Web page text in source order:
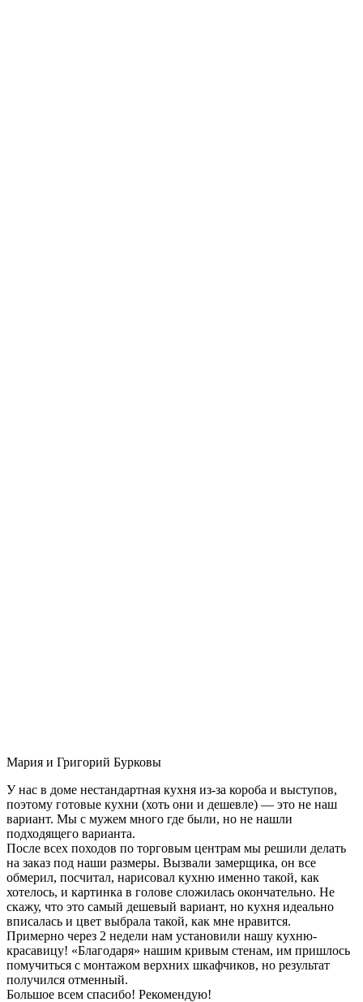
Мария и Григорий Бурковы
У нас в доме нестандартная кухня из-за короба и выступов,
поэтому готовые кухни (хоть они и дешевле) — это не наш
вариант. Мы с мужем много где были, но не нашли
подходящего варианта.
После всех походов по торговым центрам мы решили делать
на заказ под наши размеры. Вызвали замерщика, он все
обмерил, посчитал, нарисовал кухню именно такой, как
хотелось, и картинка в голове сложилась окончательно. Не
скажу, что это самый дешевый вариант, но кухня идеально
вписалась и цвет выбрала такой, как мне нравится.
Примерно через 2 недели нам установили нашу кухню-
красавицу! «Благодаря» нашим кривым стенам, им пришлось
помучиться с монтажом верхних шкафчиков, но результат
получился отменный.
Большое всем спасибо! Рекомендую!